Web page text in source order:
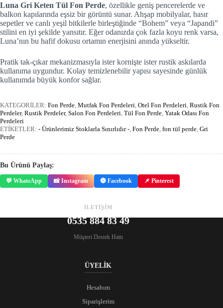
Luna Gri Keten Tül Fon Perde, özellikle geniş pencerelerde ve
balkon kapılarında eşsiz bir görüntü sunar. Ahşap mobilyalar, hasır
sepetler ve canlı yeşil bitkilerle birleştiğinde “Bohem” veya “Japandi”
stilini en iyi şekilde yansıtır. Eğer odanızda çok fazla koyu renk varsa,
Luna’nın bu hafif dokusu ortamın enerjisini anında yükseltir.
Pratik tak-çıkar mekanizmasıyla ister kornişte ister rustik askılarda
kullanıma uygundur. Kolay temizlenebilir yapısı sayesinde günlük
kullanımda büyük konfor sağlar.
KATEGORİLER: Fon Perde Mutfak Fon Perdeleri Otel Fon Perdeleri Rustik Fon
Perdeler, Rustik Perdeler, Salon Fon Perdeleri Tül Fon Perde Yatak Odası Fon
Perdeleri
ETİKETLER: - Ürünlerimiz Stoklarla Sınırlıdır - Fon Perde fon tül perde Gri
Perde
Bu Ürünü Paylaş:
💬 WhatsApp 📸 Instagram 🔵 Facebook 📌 Pinterest
İLETİŞİM
0535 884 83 49
Müşteri Destek Hattı
ÜYELİK
Hesabım
Siparişlerim